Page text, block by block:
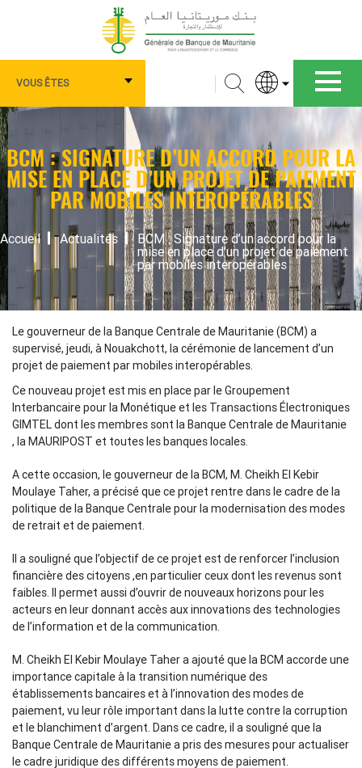
Navigation
principale
VOUS ÊTES
Vous
êtes
Rechercher
BCM : SIGNATURE D’UN ACCORD POUR LA
MISE EN PLACE D’UN PROJET DE PAIEMENT
PAR MOBILES INTEROPÉRABLES
FIL
D'ARIANE
Accueil Actualités
BCM : Signature d’un accord pour la
mise en place d’un projet de paiement
par mobiles interopérables
Le gouverneur de la Banque Centrale de Mauritanie (BCM) a
supervisé, jeudi, à Nouakchott, la cérémonie de lancement d’un
projet de paiement par mobiles interopérables.
Ce nouveau projet est mis en place par le Groupement
Interbancaire pour la Monétique et les Transactions Électroniques
GIMTEL dont les membres sont la Banque Centrale de Mauritanie
, la MAURIPOST et toutes les banques locales.
A cette occasion, le gouverneur de la BCM, M. Cheikh El Kebir
Moulaye Taher, a précisé que ce projet rentre dans le cadre de la
politique de la Banque Centrale pour la modernisation des modes
de retrait et de paiement.
Il a souligné que l’objectif de ce projet est de renforcer l’inclusion
financière des citoyens ,en particulier ceux dont les revenus sont
faibles. Il permet aussi d’ouvrir de nouveaux horizons pour les
acteurs en leur donnant accès aux innovations des technologies
de l’information et de la communication.
M. Cheikh El Kebir Moulaye Taher a ajouté que la BCM accorde une
importance capitale à la transition numérique des
établissements bancaires et à l’innovation des modes de
paiement, vu leur rôle important dans la lutte contre la corruption
et le blanchiment d’argent. Dans ce cadre, il a souligné que la
Banque Centrale de Mauritanie a pris des mesures pour actualiser
le cadre juridique des différents moyens de paiement.